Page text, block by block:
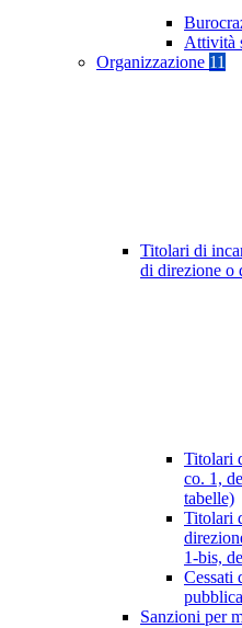
Attività
Organizzazione 11
Titolari di
di direzione o
Titolari
co. 1,
tabelle)
Titolari
1-bis,
Cessati
Sanzioni per